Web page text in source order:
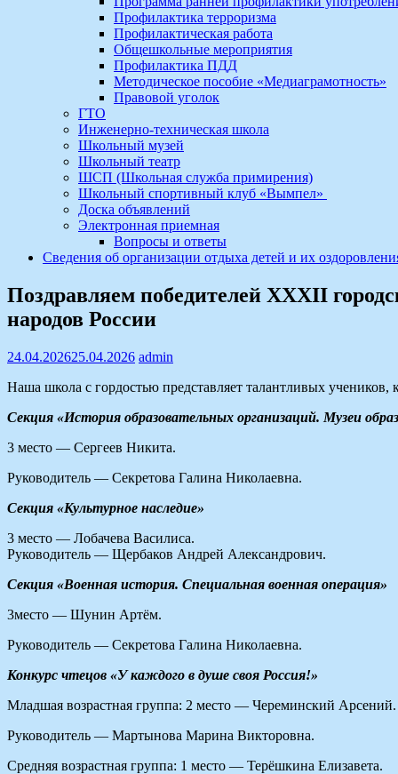
Профилактика терроризма
Профилактическая работа
Общешкольные мероприятия
Профилактика ПДД
Методическое пособие «Медиаграмотность»
Правовой уголок
ГТО
Инженерно-техническая школа
Школьный музей
Школьный театр
ШСП (Школьная служба примирения)
Школьный спортивный клуб «Вымпел»
Доска объявлений
Электронная приемная
Вопросы и ответы
Сведения об организации отдыха детей и их
Поздравляем победителей XXXII
народов России
24.04.202625.04.2026 admin
Наша школа с гордостью представляет талантливых
Секция «История образовательных организаций. Музеи
3 место — Сергеев Никита.
Руководитель — Секретова Галина Николаевна.
Секция «Культурное наследие»
3 место — Лобачева Василиса.
Руководитель — Щербаков Андрей Александрович.
Секция «Военная история. Специальная военная операция»
3место — Шунин Артём.
Руководитель — Секретова Галина Николаевна.
Конкурс чтецов «У каждого в душе своя Россия!»
Младшая возрастная группа: 2 место — Череминский Арсений.
Руководитель — Мартынова Марина Викторовна.
Средняя возрастная группа: 1 место — Терёшкина Елизавета.